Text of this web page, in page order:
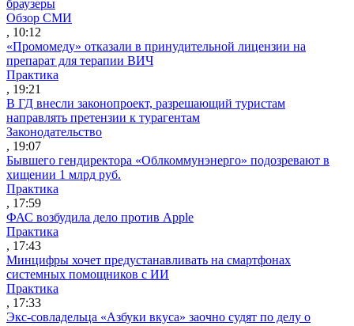
браузеры
Обзор СМИ
, 10:12
«Промомеду» отказали в принудительной лицензии на
препарат для терапии ВИЧ
Практика
, 19:21
В ГД внесли законопроект, разрешающий туристам
направлять претензии к турагентам
Законодательство
, 19:07
Бывшего гендиректора «Облкоммунэнерго» подозревают в
хищении 1 млрд руб.
Практика
, 17:59
ФАС возбудила дело против Apple
Практика
, 17:43
Минцифры хочет предустанавливать на смартфонах
системных помощников с ИИ
Практика
, 17:33
Экс-совладельца «Азбуки вкуса» заочно судят по делу о